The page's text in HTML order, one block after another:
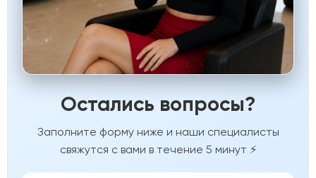
Остались вопросы?
Заполните форму ниже и наши специалисты
свяжутся с вами в течение 5 минут ⚡